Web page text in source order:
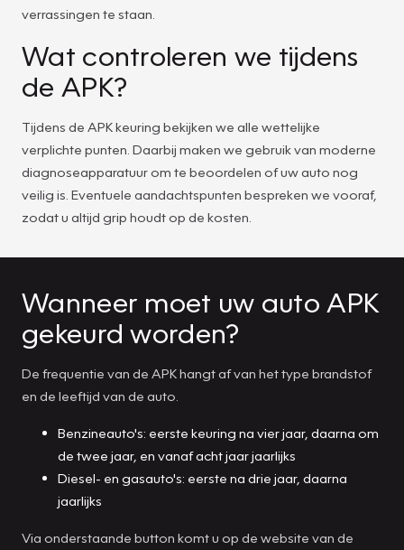
verrassingen te staan.
Wat controleren we tijdens
de APK?
Tijdens de APK keuring bekijken we alle wettelijke
verplichte punten. Daarbij maken we gebruik van moderne
diagnoseapparatuur om te beoordelen of uw auto nog
veilig is. Eventuele aandachtspunten bespreken we vooraf,
zodat u altijd grip houdt op de kosten.
Wanneer moet uw auto APK
gekeurd worden?
De frequentie van de APK hangt af van het type brandstof
en de leeftijd van de auto.
Benzineauto's: eerste keuring na vier jaar, daarna om
de twee jaar, en vanaf acht jaar jaarlijks
Diesel- en gasauto's: eerste na drie jaar, daarna
jaarlijks
Via onderstaande button komt u op de website van de